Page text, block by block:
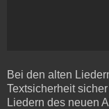
Bei den alten
Textsicherheit
Liedern des neuen